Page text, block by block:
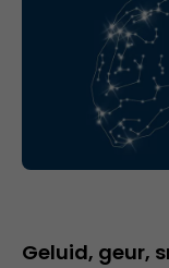
Geluid, geur,